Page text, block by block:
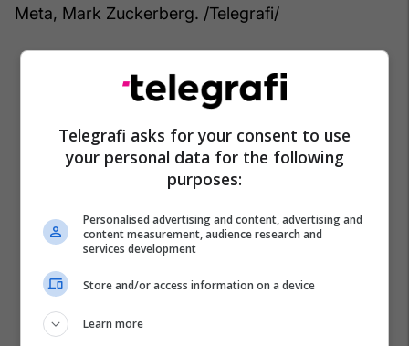
Meta, Mark Zuckerberg. /Telegrafi/
Telegrafi asks for your consent to use
your personal data for the following
purposes:
Personalised advertising and content, advertising and
content measurement, audience research and
services development
Store and/or access information on a device
Learn more